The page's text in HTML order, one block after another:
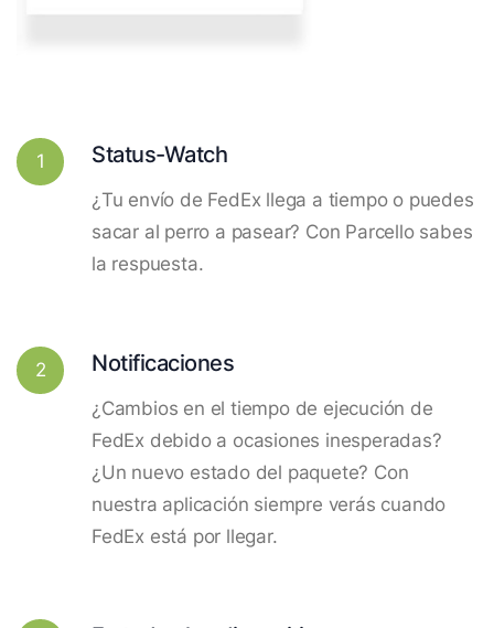
1 Status-Watch
¿Tu envío de FedEx llega a tiempo o puedes
sacar al perro a pasear? Con Parcello sabes
la respuesta.
2 Notificaciones
¿Cambios en el tiempo de ejecución de
FedEx debido a ocasiones inesperadas?
¿Un nuevo estado del paquete? Con
nuestra aplicación siempre verás cuando
FedEx está por llegar.